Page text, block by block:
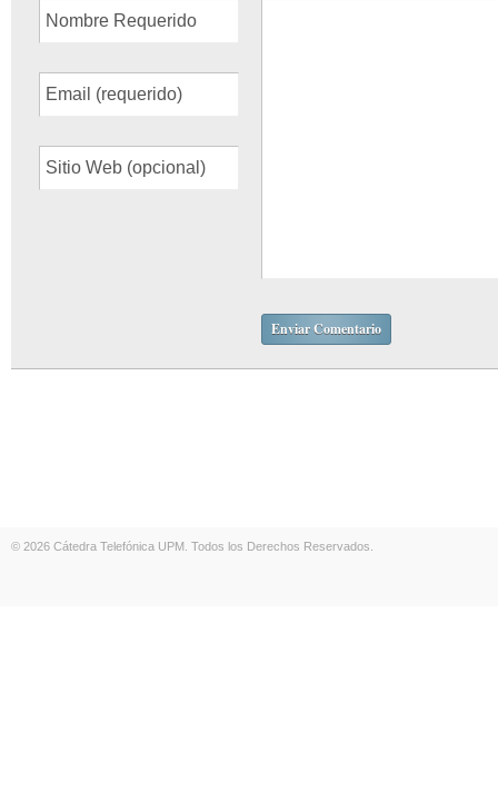
© 2026 Cátedra Telefónica UPM. Todos los Derechos Reservados.